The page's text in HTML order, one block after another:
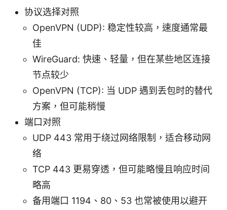
协议选择对照
OpenVPN (UDP): 稳定性较高，速度通常最
佳
WireGuard: 快速、轻量，但在某些地区连接
节点较少
OpenVPN (TCP): 当 UDP 遇到丢包时的替代
方案，但可能稍慢
端口对照
UDP 443 常用于绕过网络限制，适合移动网
络
TCP 443 更易穿透，但可能略慢且响应时间
略高
备用端口 1194、80、53 也常被使用以避开